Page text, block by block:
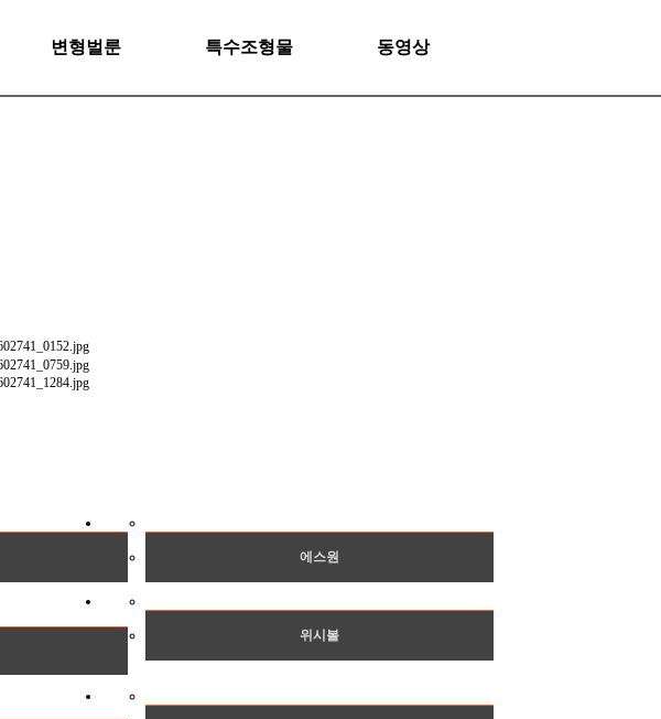
변형벌룬 특수조형물 동영상
에스원
위시볼